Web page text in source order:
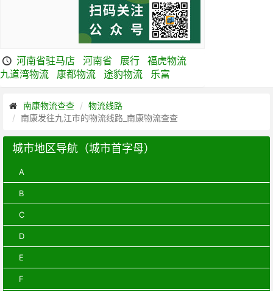
河南省驻马店 河南省 展行
福虎物流
九道湾物流
康都物流 途豹物流 乐富
南康物流查查
物流线路
南康发往九江市的物流线路_南康物流查查
城市地区导航（城市首字母）
A
B
C
D
E
F